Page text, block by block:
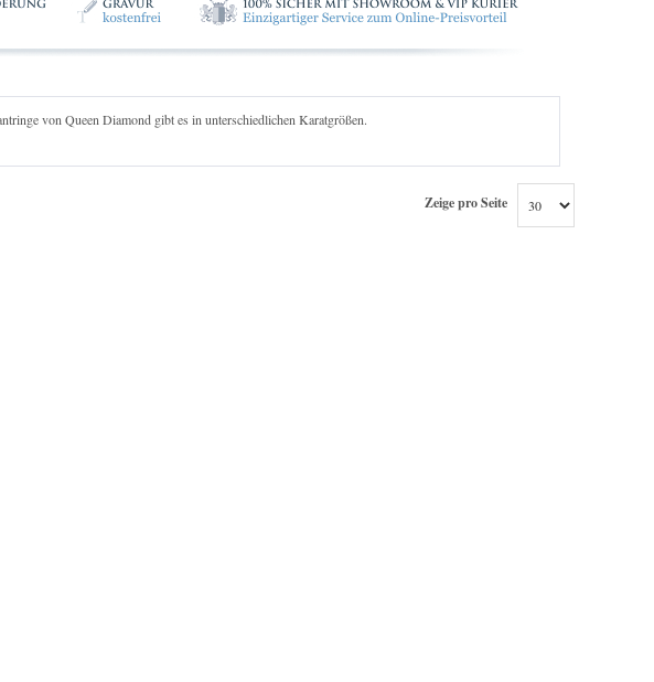
von Queen Diamond gibt es in unterschiedlichen Karatgrößen.
Zeige pro Seite